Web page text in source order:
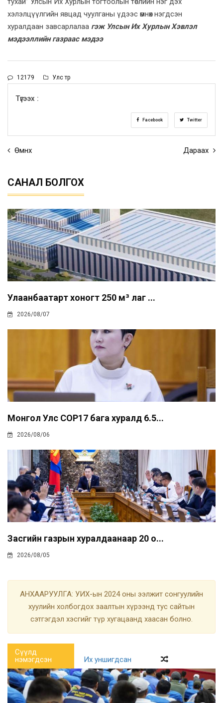
хэлэлцүүлгийн явцад чуулганы үдээс өмнөх нэгдсэн
хуралдаан завсарлалаа гэж Улсын Их Хурлын Хэвлэл
мэдээллийн газраас мэдээ
12179 Улс төр
Түгээх :
Facebook Twitter
Өмнөх Дараах
САНАЛ БОЛГОХ
Улаанбаатарт хоногт 250 м³ лаг ...
2026/08/07
Монгол Улс COP17 бага хуралд 6.5...
2026/08/06
Засгийн газрын хуралдаанаар 20 о...
2026/08/05
АНХААРУУЛГА: УИХ-ын 2024 оны ээлжит сонгуулийн
хуулийн холбогдох заалтын хүрээнд тус сайтын
сэтгэгдэл хэсгийг түр хугацаанд хаасан болно.
Сүүлд
нэмэгдсэн
Их уншигдсан